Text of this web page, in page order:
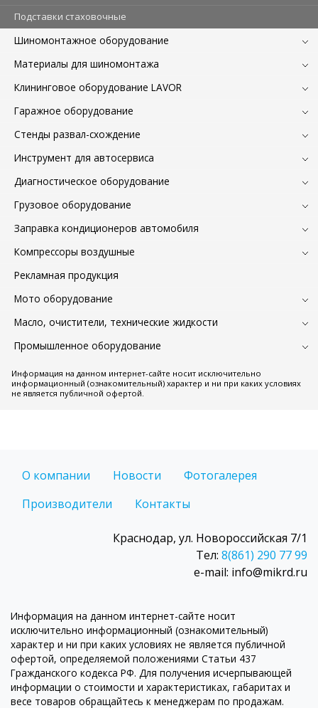
Подставки стаховочные
Шиномонтажное оборудование
Материалы для шиномонтажа
Клининговое оборудование LAVOR
Гаражное оборудование
Стенды развал-схождение
Инструмент для автосервиса
Диагностическое оборудование
Грузовое оборудование
Заправка кондиционеров автомобиля
Компрессоры воздушные
Рекламная продукция
Мото оборудование
Масло, очистители, технические жидкости
Промышленное оборудование
Информация на данном интернет-сайте носит исключительно
информационный (ознакомительный) характер и ни при каких условиях
не является публичной офертой.
О компании Новости
Фотогалерея
Производители
Контакты
Краснодар, ул. Новороссийская 7/1
Тел: 8(861) 290 77 99
e-mail: info@mikrd.ru
Информация на данном интернет-сайте носит
исключительно информационный (ознакомительный)
характер и ни при каких условиях не является публичной
офертой, определяемой положениями Статьи 437
Гражданского кодекса РФ. Для получения исчерпывающей
информации о стоимости и характеристиках, габаритах и
весе товаров обращайтесь к менеджерам по продажам.